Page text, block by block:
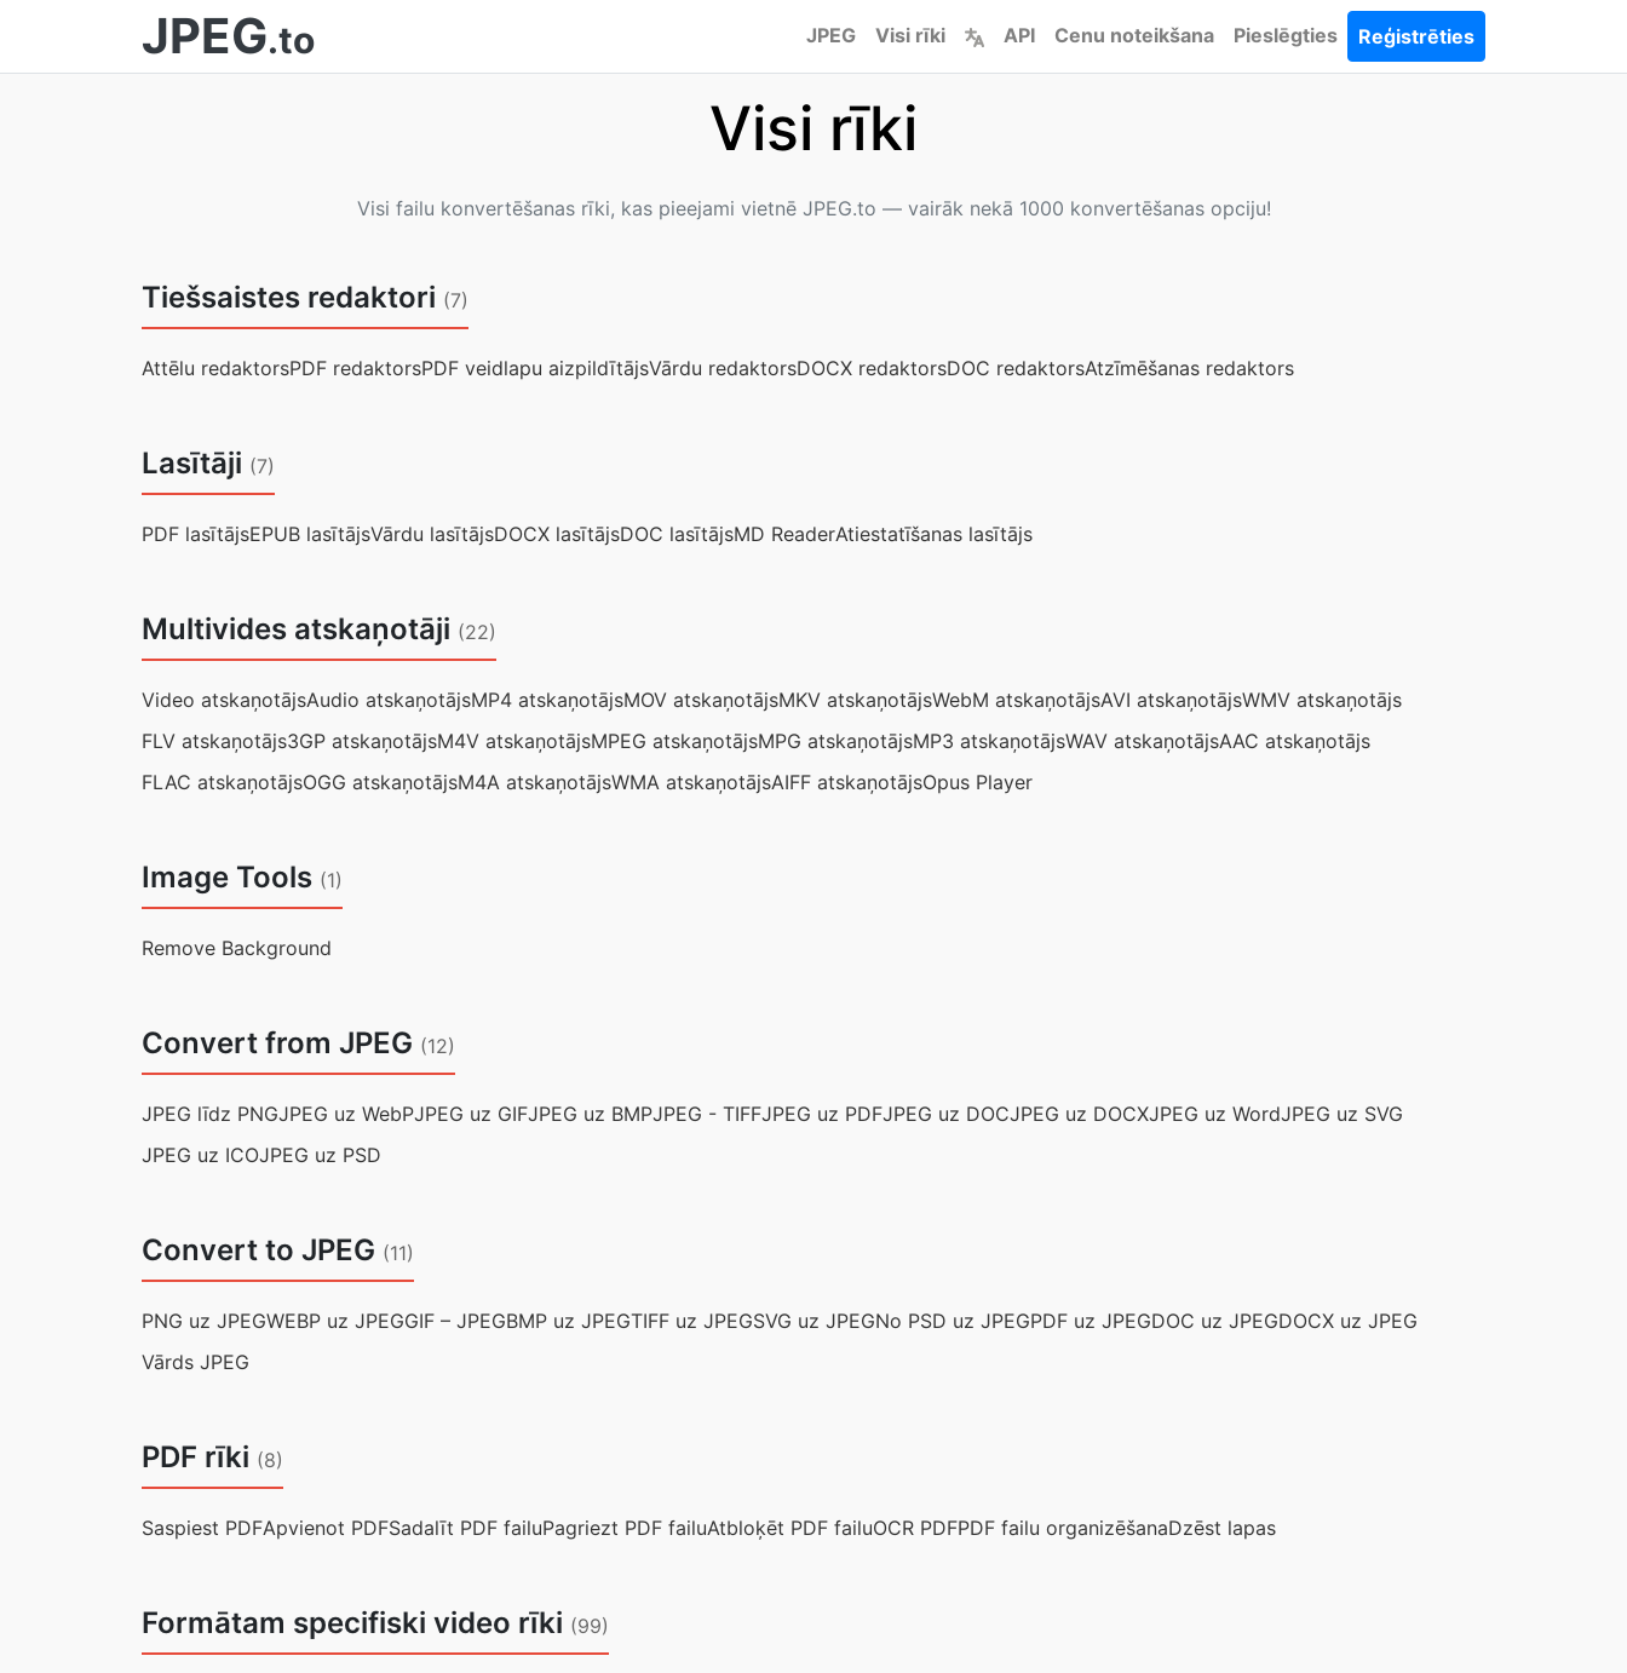
JPEG.to JPEG Visi rīki API Cenu noteikšana Pieslēgties Reģistrēties
Visi rīki
Visi failu konvertēšanas rīki, kas pieejami vietnē JPEG.to — vairāk nekā 1000 konvertēšanas opciju!
Tiešsaistes redaktori (7)
Attēlu redaktorsPDF redaktorsPDF veidlapu aizpildītājsVārdu redaktorsDOCX redaktorsDOC redaktorsAtzīmēšanas redaktors
Lasītāji (7)
PDF lasītājsEPUB lasītājsVārdu lasītājsDOCX lasītājsDOC lasītājsMD ReaderAtiestatīšanas lasītājs
Multivides atskaņotāji (22)
Video atskaņotājsAudio atskaņotājsMP4 atskaņotājsMOV atskaņotājsMKV atskaņotājsWebM atskaņotājsAVI atskaņotājsWMV atskaņotājs
FLV atskaņotājs3GP atskaņotājsM4V atskaņotājsMPEG atskaņotājsMPG atskaņotājsMP3 atskaņotājsWAV atskaņotājsAAC atskaņotājs
FLAC atskaņotājsOGG atskaņotājsM4A atskaņotājsWMA atskaņotājsAIFF atskaņotājsOpus Player
Image Tools (1)
Remove Background
Convert from JPEG (12)
JPEG līdz PNGJPEG uz WebPJPEG uz GIFJPEG uz BMPJPEG - TIFFJPEG uz PDFJPEG uz DOCJPEG uz DOCXJPEG uz WordJPEG uz SVG
JPEG uz ICOJPEG uz PSD
Convert to JPEG (11)
PNG uz JPEGWEBP uz JPEGGIF – JPEGBMP uz JPEGTIFF uz JPEGSVG uz JPEGNo PSD uz JPEGPDF uz JPEGDOC uz JPEGDOCX uz JPEG
Vārds JPEG
PDF rīki (8)
Saspiest PDFApvienot PDFSadalīt PDF failuPagriezt PDF failuAtbloķēt PDF failuOCR PDFPDF failu organizēšanaDzēst lapas
Formātam specifiski video rīki (99)